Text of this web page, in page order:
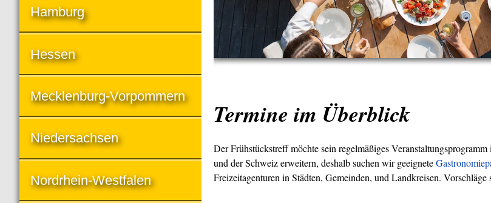
Termine im Überblick
Der Frühstückstreff möchte sein regelmäßiges
und der Schweiz erweitern, deshalb suchen wir geeignete
Freizeitagenturen in Städten, Gemeinden, und Landkreisen.
Hamburg
Hessen
Mecklenburg-Vorpommern
Niedersachsen
Nordrhein-Westfalen